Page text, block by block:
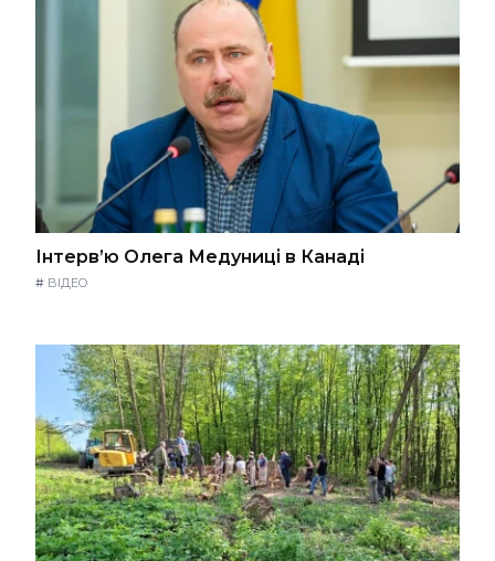
Інтерв’ю Олега Медуниці в Канаді
# ВІДЕО